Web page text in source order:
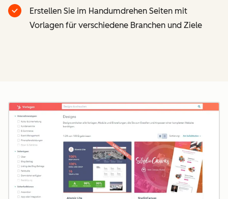
Erstellen Sie im Handumdrehen Seiten mit
Vorlagen für verschiedene Branchen und Ziele